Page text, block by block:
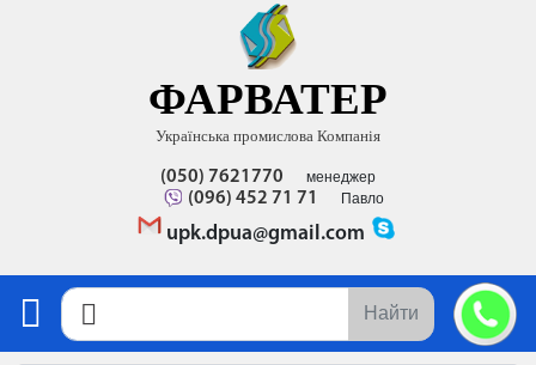
ФАРВАТЕР
Українська промислова Компанія
(050) 7621770 менеджер
(096) 452 71 71 Павло
upk.dpua@gmail.com
Найти